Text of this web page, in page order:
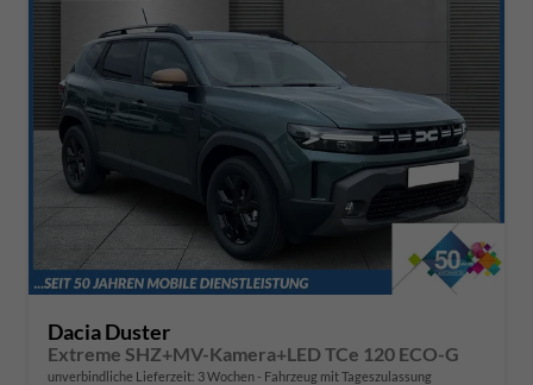
Dacia Duster
Extreme SHZ+MV-Kamera+LED TCe 120 ECO-G
unverbindliche Lieferzeit: 3 Wochen Fahrzeug mit Tageszulassung